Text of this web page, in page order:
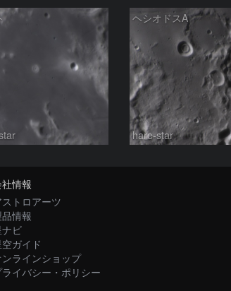
ヘシオドスA
hare-star
情報
ストロアーツ
情報
ビ
ガイド
ンラインショップ
ライバシー・ポリシー